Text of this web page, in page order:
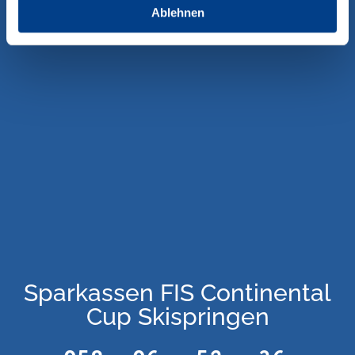
Ablehnen
Sparkassen FIS Continental
Cup Skispringen